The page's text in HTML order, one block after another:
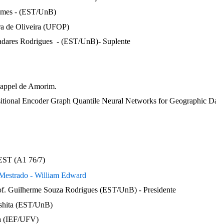
- (EST/UnB)
de Oliveira (UFOP)
Rodrigues  - (EST/UnB)- Suplente
de Amorim.
Encoder Graph Quantile Neural Networks for Geographic
(A1 76/7)
- William Edward
Guilherme Souza Rodrigues (EST/UnB) - Presidente
(EST/UnB)
(IEF/UFV)